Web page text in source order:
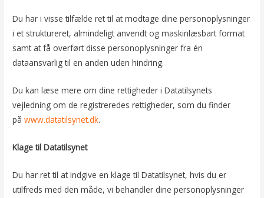
Du har i visse tilfælde ret til at modtage dine personoplysninger
i et struktureret, almindeligt anvendt og maskinlæsbart format
samt at få overført disse personoplysninger fra én
dataansvarlig til en anden uden hindring.
Du kan læse mere om dine rettigheder i Datatilsynets
vejledning om de registreredes rettigheder, som du finder
på www.datatilsynet.dk.
Klage til Datatilsynet
Du har ret til at indgive en klage til Datatilsynet, hvis du er
utilfreds med den måde, vi behandler dine personoplysninger